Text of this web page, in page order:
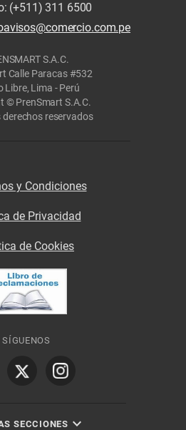
(+511) 311 6500
S.A.C.
Calle Paracas #532
Libre, Lima - Perú
© PrenSmart S.A.C.
derechos reservados
y Condiciones
de Privacidad
de Cookies
SÍGUENOS
SECCIONES